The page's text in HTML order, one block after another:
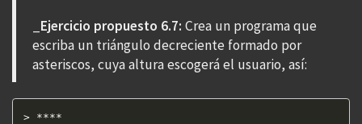
Ejercicio propuesto 6.7: Crea un programa que
escriba un triángulo decreciente formado por
asteriscos, cuya altura escogerá el usuario, así:
> ****